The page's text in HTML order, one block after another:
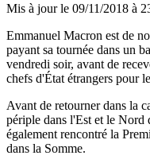
Mis à jour le 09/11/2018 à
Emmanuel Macron est de
payant sa tournée dans un
vendredi soir, avant de
chefs d'État étrangers pour
Avant de retourner dans la
périple dans l'Est et le Nord
également rencontré la
dans la Somme.